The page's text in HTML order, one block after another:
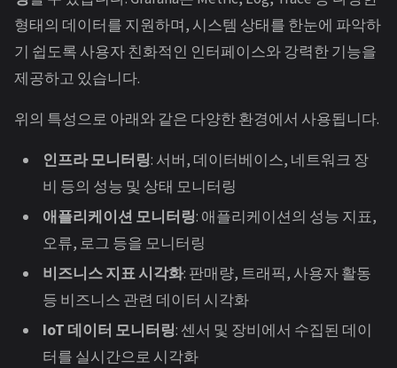
형태의 데이터를 지원하며, 시스템 상태를 한눈에 파악하
기 쉽도록 사용자 친화적인 인터페이스와 강력한 기능을
제공하고 있습니다.
위의 특성으로 아래와 같은 다양한 환경에서 사용됩니다.
인프라 모니터링: 서버, 데이터베이스, 네트워크 장
비 등의 성능 및 상태 모니터링
애플리케이션 모니터링: 애플리케이션의 성능 지표,
오류, 로그 등을 모니터링
비즈니스 지표 시각화: 판매량, 트래픽, 사용자 활동
등 비즈니스 관련 데이터 시각화
IoT 데이터 모니터링: 센서 및 장비에서 수집된 데이
터를 실시간으로 시각화